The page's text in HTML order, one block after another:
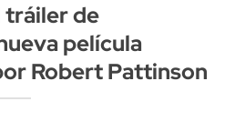
tráiler de
película
Robert Pattinson